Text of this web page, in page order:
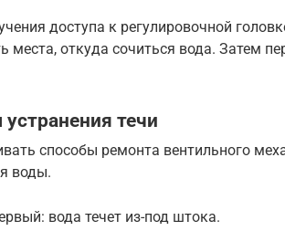
доступа к регулировочной
места, откуда сочиться вода. Затем
течи
способы ремонта вентильного
воды.
вода течет из-под штока.